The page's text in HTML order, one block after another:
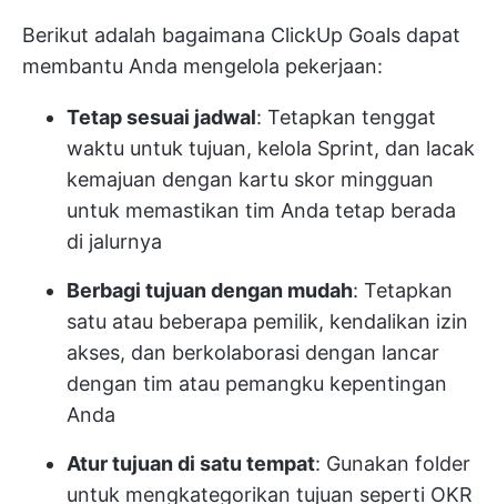
Berikut adalah bagaimana ClickUp Goals dapat
membantu Anda mengelola pekerjaan:
Tetap sesuai jadwal: Tetapkan tenggat
waktu untuk tujuan, kelola Sprint, dan lacak
kemajuan dengan kartu skor mingguan
untuk memastikan tim Anda tetap berada
di jalurnya
Berbagi tujuan dengan mudah: Tetapkan
satu atau beberapa pemilik, kendalikan izin
akses, dan berkolaborasi dengan lancar
dengan tim atau pemangku kepentingan
Anda
Atur tujuan di satu tempat: Gunakan folder
untuk mengkategorikan tujuan seperti OKR